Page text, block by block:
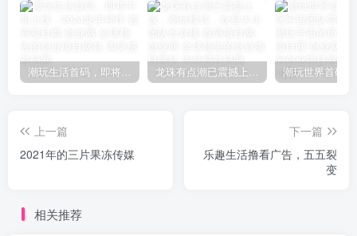
潮玩生活首码，即将中旬上线，2024龙年神作 龙珠有点潮已震撼上线，潮玩模式，欢迎大小团队长对接
上一篇
2021年的三片果冻传媒
下一篇
乐趣生活撸看广告，五五裂
变
相关推荐